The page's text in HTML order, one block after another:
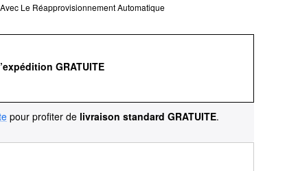
Avec Le Réapprovisionnement Automatique
GRATUITE
pour profiter de livraison standard GRATUITE.